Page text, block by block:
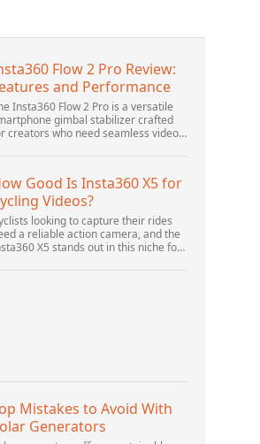
Flow 2 Pro Review:
and Performance
Insta360 Flow 2 Pro is a versatile
gimbal stabilizer crafted
creators who need seamless video
vlogging, live streaming, and video
Good Is Insta360 X5 for
Videos?
looking to capture their rides
a reliable action camera, and the
X5 stands out in this niche for
top-of-the-line 8K 360° video
Mistakes to Avoid With
Generators